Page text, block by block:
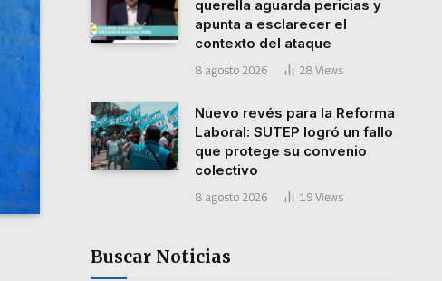
querella aguarda pericias y
apunta a esclarecer el
contexto del ataque
8 agosto 2026 28 Views
Nuevo revés para la Reforma
Laboral: SUTEP logró un fallo
que protege su convenio
colectivo
8 agosto 2026 19 Views
Buscar Noticias